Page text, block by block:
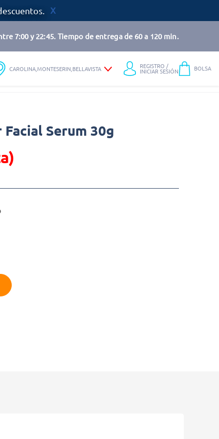
7:00 y 22:45. Tiempo de entrega de 60 a 120 min.
CAROLINA,MONTESERIN,BELLAVISTA REGISTRO /
INICIAR SESIÓN BOLSA
Serum 30g